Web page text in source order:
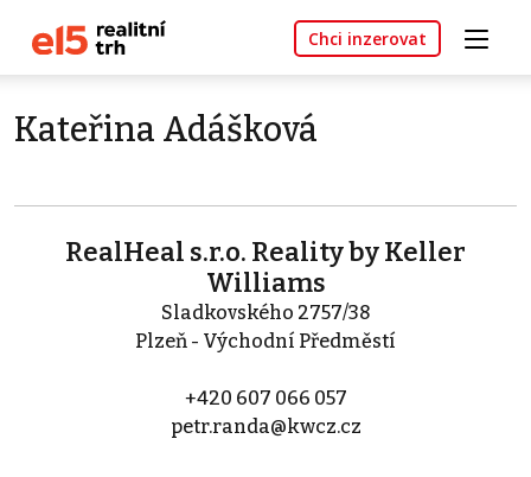
Chci inzerovat
Kateřina Adášková
RealHeal s.r.o. Reality by Keller
Williams
Sladkovského 2757/38
Plzeň - Východní Předměstí
+420 607 066 057
petr.randa@kwcz.cz